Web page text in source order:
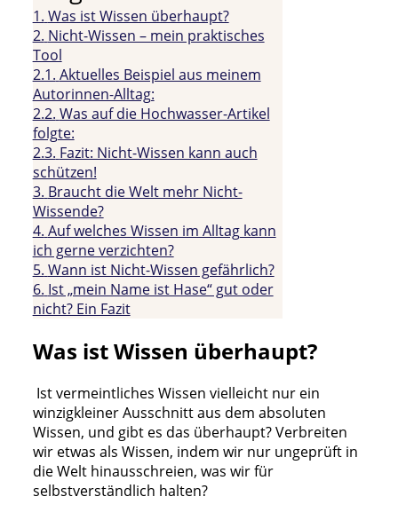
1. Was ist Wissen überhaupt?
2. Nicht-Wissen – mein praktisches
Tool
2.1. Aktuelles Beispiel aus meinem
Autorinnen-Alltag:
2.2. Was auf die Hochwasser-Artikel
folgte:
2.3. Fazit: Nicht-Wissen kann auch
schützen!
3. Braucht die Welt mehr Nicht-
Wissende?
4. Auf welches Wissen im Alltag kann
ich gerne verzichten?
5. Wann ist Nicht-Wissen gefährlich?
6. Ist „mein Name ist Hase“ gut oder
nicht? Ein Fazit
Was ist Wissen überhaupt?
Ist vermeintliches Wissen vielleicht nur ein
winzigkleiner Ausschnitt aus dem absoluten
Wissen, und gibt es das überhaupt? Verbreiten
wir etwas als Wissen, indem wir nur ungeprüft in
die Welt hinausschreien, was wir für
selbstverständlich halten?